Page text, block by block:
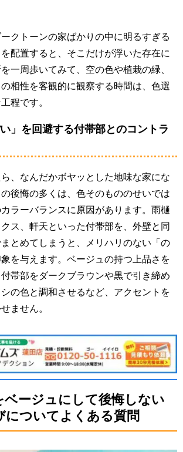
クトーンの家ばかりの中に明るすぎる
配置すると、そこだけが浮いた存在に
一周歩いてみて、空の色や植栽の緑、
相性を客観的に観察する時間は、色選
程です。
い」を回避する付帯部とのコントラ
ら、なんだかボヤッとした地味な家にな
後悔の多くは、色そのもののせいでは
ラーバランスに原因があります。雨樋
ス、軒天といった付帯部を、外壁と同
とめてしまうと、メリハリのない「の
を与えます。ベージュの持つ上品さを
帯部をダークブラウンや黒で引き締め
の色と調和させるなど、アクセントを
ません。
ベージュにして後悔しない
についてよくある質問